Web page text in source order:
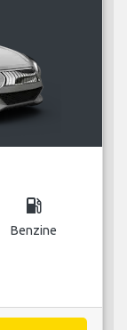
local_gas_station
Benzine